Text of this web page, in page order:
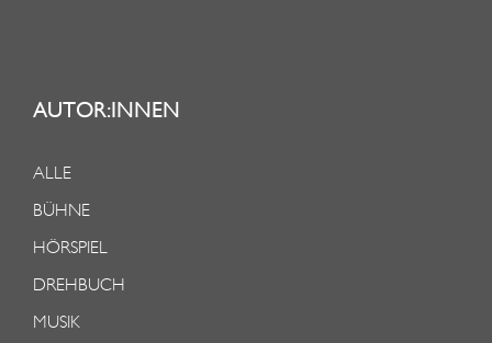
AUTOR:INNEN
ALLE
BÜHNE
HÖRSPIEL
DREHBUCH
MUSIK